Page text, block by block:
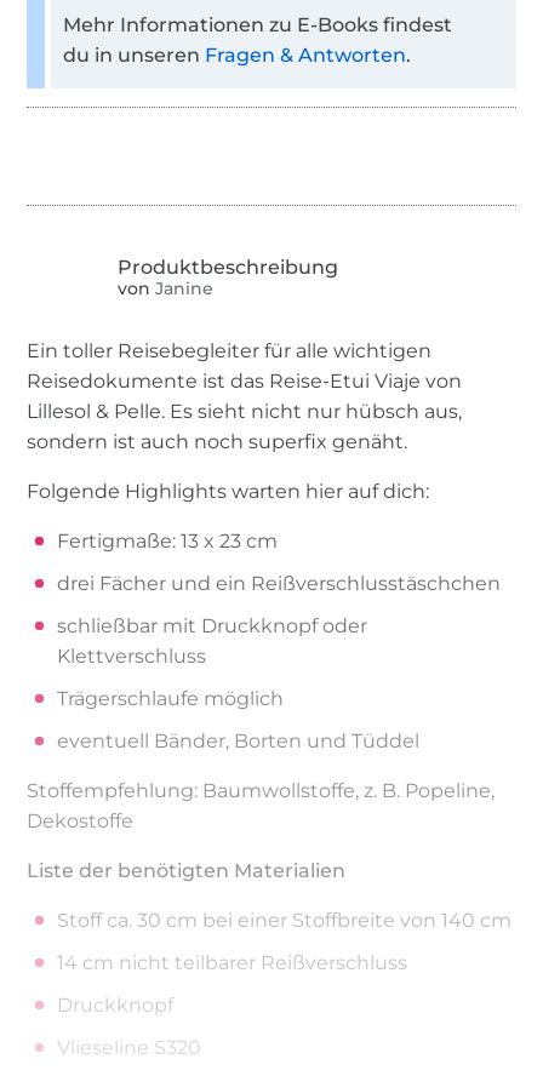
Mehr Informationen zu E-Books findest
du in unseren Fragen & Antworten.
von Janine
Ein toller Reisebegleiter für alle wichtigen
Reisedokumente ist das Reise-Etui Viaje von
Lillesol & Pelle. Es sieht nicht nur hübsch aus,
sondern ist auch noch superfix genäht.
Folgende Highlights warten hier auf dich:
Fertigmaße: 13 x 23 cm
drei Fächer und ein Reißverschlusstäschchen
schließbar mit Druckknopf oder
Klettverschluss
Trägerschlaufe möglich
eventuell Bänder, Borten und Tüddel
Stoffempfehlung: Baumwollstoffe, z. B. Popeline,
Dekostoffe
Liste der benötigten Materialien
Stoff ca. 30 cm bei einer Stoffbreite von 140 cm
14 cm nicht teilbarer Reißverschluss
Druckknopf
Vlieseline S320